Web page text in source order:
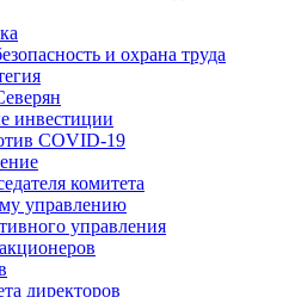
и охрана труда
инвестиции
COVID‑19
комитета
управлению
управления
директоров